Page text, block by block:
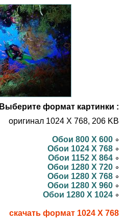
Выберите формат картинки :
оригинал 1024 X 768, 206 KB
Обои 800 X 600
Обои 1024 X 768
Обои 1152 X 864
Обои 1280 X 720
Обои 1280 X 768
Обои 1280 X 960
Обои 1280 X 1024
скачать формат 1024 X 768